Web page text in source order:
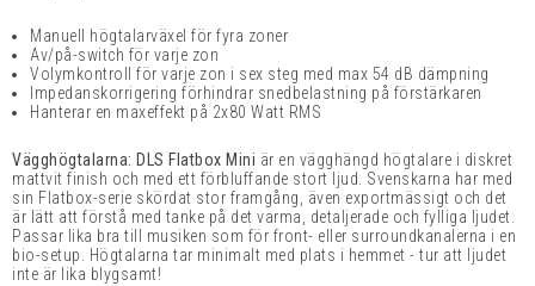
Manuell högtalarväxel för fyra zoner
Av/på-switch för varje zon
Volymkontroll för varje zon i sex steg med max 54 dB dämpning
Impedanskorrigering förhindrar snedbelastning på förstärkaren
Hanterar en maxeffekt på 2x80 Watt RMS
Vägghögtalarna: DLS Flatbox Mini är en vägghängd högtalare i diskret
mattvit finish och med ett förbluffande stort ljud. Svenskarna har med
sin Flatbox-serie skördat stor framgång, även exportmässigt och det
är lätt att förstå med tanke på det varma, detaljerade och fylliga ljudet.
Passar lika bra till musiken som för front- eller surroundkanalerna i en
bio-setup. Högtalarna tar minimalt med plats i hemmet - tur att ljudet
inte är lika blygsamt!